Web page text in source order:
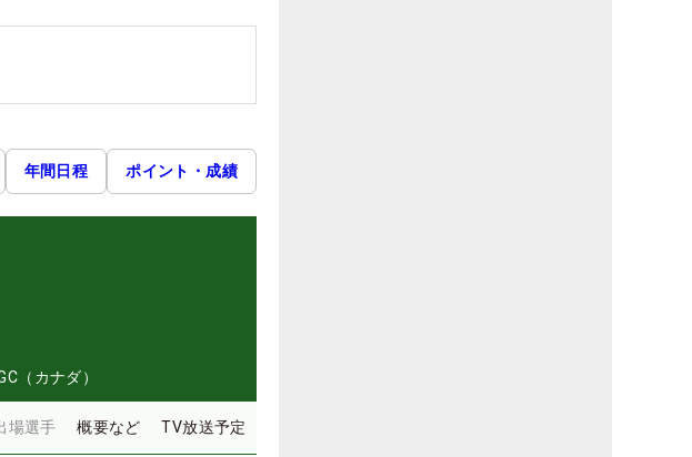
年間日程 ポイント・成績
（カナダ）
場選手 概要など TV放送予定